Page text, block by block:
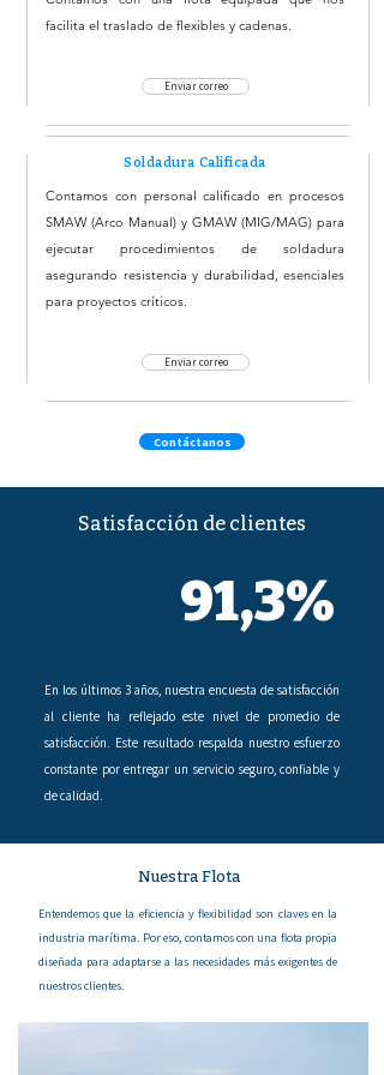
facilita el traslado de flexibles y cadenas.
Enviar correo
Soldadura Calificada
Contamos con personal calificado en procesos
SMAW (Arco Manual) y GMAW (MIG/MAG) para
ejecutar procedimientos de soldadura
asegurando resistencia y durabilidad, esenciales
para proyectos críticos.
Enviar correo
Contáctanos
Satisfacción de clientes
91,3%
En los últimos 3 años, nuestra encuesta de satisfacción
al cliente ha reflejado este nivel de promedio de
satisfacción. Este resultado respalda nuestro esfuerzo
constante por entregar un servicio seguro, confiable y
de calidad.
Nuestra Flota
Entendemos que la eficiencia y flexibilidad son claves en la
industria marítima. Por eso, contamos con una flota propia
diseñada para adaptarse a las necesidades más exigentes de
nuestros clientes.